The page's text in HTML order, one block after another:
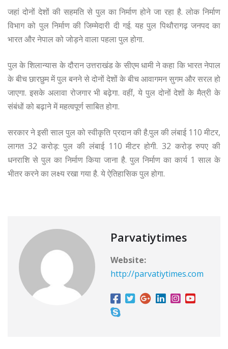
जहां दोनों देशों की सहमति से पुल का निर्माण होने जा रहा है. लोक निर्माण
विभाग को पुल निर्माण की जिम्मेदारी दी गई. यह पुल पिथौरागढ़ जनपद का
भारत और नेपाल को जोड़ने वाला पहला पुल होगा.
पुल के शिलान्यास के दौरान उत्तराखंड के सीएम धामी ने कहा कि भारत नेपाल
के बीच छारछुम में पुल बनने से दोनों देशों के बीच आवागमन सुगम और सरल हो
जाएगा. इसके अलावा रोजगार भी बढ़ेगा. वहीं, ये पुल दोनों देशों के मैत्री के
संबंधों को बढ़ाने में महत्वपूर्ण साबित होगा.
सरकार ने इसी साल पुल को स्वीकृति प्रदान की है.पुल की लंबाई 110 मीटर,
लागत 32 करोड़: पुल की लंबाई 110 मीटर होगी. 32 करोड़ रुपए की
धनराशि से पुल का निर्माण किया जाना है. पुल निर्माण का कार्य 1 साल के
भीतर करने का लक्ष्य रखा गया है. ये ऐतिहासिक पुल होगा.
Parvatiytimes
Website:
http://parvatiytimes.com